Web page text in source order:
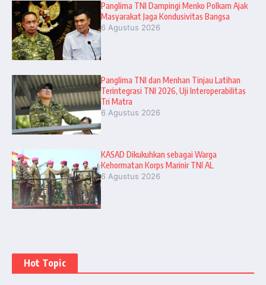
Panglima TNI Dampingi Menko Polkam Ajak
Masyarakat Jaga Kondusivitas Bangsa
6 Agustus 2026
Panglima TNI dan Menhan Tinjau Latihan
Terintegrasi TNI 2026, Uji Interoperabilitas
Tri Matra
6 Agustus 2026
KASAD Dikukuhkan sebagai Warga
Kehormatan Korps Marinir TNI AL
6 Agustus 2026
Hot Topic